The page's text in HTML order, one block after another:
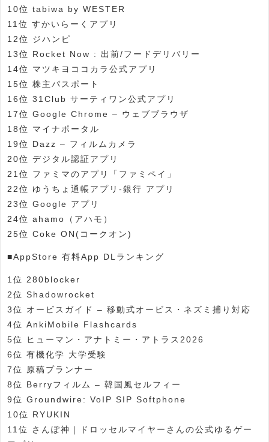
10位 tabiwa by WESTER
11位 すかいらーくアプリ
12位 ジハンピ
13位 Rocket Now : 出前/フードデリバリー
14位 マツキヨココカラ公式アプリ
15位 株主パスポート
16位 31Club サーティワン公式アプリ
17位 Google Chrome – ウェブブラウザ
18位 マイナポータル
19位 Dazz – フィルムカメラ
20位 デジタル認証アプリ
21位 ファミマのアプリ「ファミペイ」
22位 ゆうちょ通帳アプリ-銀行 アプリ
23位 Google アプリ
24位 ahamo（アハモ）
25位 Coke ON(コークオン)
■AppStore 有料App DLランキング
1位 280blocker
2位 Shadowrocket
3位 オービスガイド – 移動式オービス・ネズミ捕り対応
4位 AnkiMobile Flashcards
5位 ヒューマン・アナトミー・アトラス2026
6位 有機化学 大学受験
7位 原稿プランナー
8位 Berryフィルム – 韓国風セルフィー
9位 Groundwire: VoIP SIP Softphone
10位 RYUKIN
11位 さんぽ神｜ドロッセルマイヤーさんの公式ゆるゲー